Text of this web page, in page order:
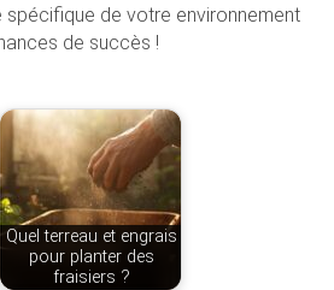
de votre environnement
de succès !
Quel terreau et engrais
pour planter des
fraisiers ?